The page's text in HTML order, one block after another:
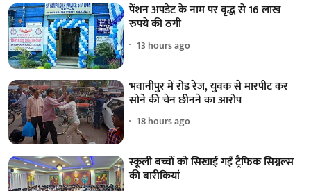
पेंशन अपडेट के नाम पर वृद्ध से 16 लाख
रुपये की ठगी
13 hours ago
भवानीपुर में रोड रेज, युवक से मारपीट कर
सोने की चेन छीनने का आरोप
18 hours ago
स्कूली बच्चों को सिखाई गईं ट्रैफिक सिग्नल्स
की बारीकियां